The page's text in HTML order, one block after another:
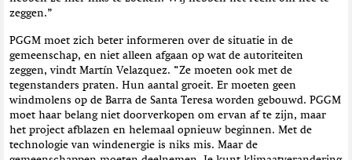
zeggen.”
PGGM moet zich beter informeren over de situatie in de
gemeenschap, en niet alleen afgaan op wat de autoriteiten
zeggen, vindt Martín Velazquez. “Ze moeten ook met de
tegenstanders praten. Hun aantal groeit. Er moeten geen
windmolens op de Barra de Santa Teresa worden gebouwd. PGGM
moet haar belang niet doorverkopen om ervan af te zijn, maar
het project afblazen en helemaal opnieuw beginnen. Met de
technologie van windenergie is niks mis. Maar de